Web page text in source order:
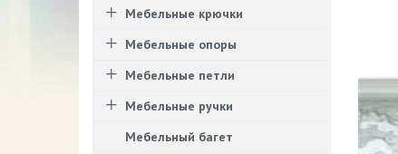
Мебельные крючки
Мебельные опоры
Мебельные петли
Мебельные ручки
Мебельный багет